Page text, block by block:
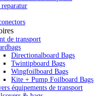
de transport
Directionalboard Bags
Twintipboard Bags
Wingfoilboard Bags
Kite + Pump Foilboard Bags
équipements de transport